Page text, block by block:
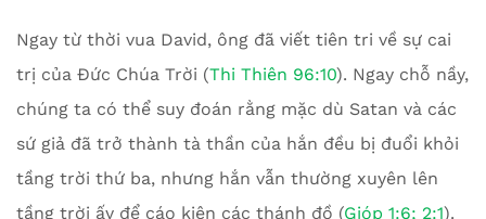
Ngay từ thời vua David, ông đã viết tiên tri về sự cai
trị của Đức Chúa Trời (Thi Thiên 96:10). Ngay chỗ nầy,
chúng ta có thể suy đoán rằng mặc dù Satan và các
sứ giả đã trở thành tà thần của hắn đều bị đuổi khỏi
tầng trời thứ ba, nhưng hắn vẫn thường xuyên lên
tầng trời ấy để cáo kiện các thánh đồ (Gióp 1:6; 2:1).